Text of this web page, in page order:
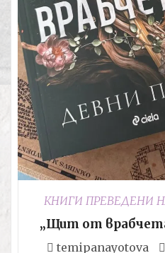
КНИГИ ПРЕВЕДЕНИ
„Щит от
temipanayotova